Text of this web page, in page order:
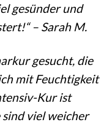
gesünder und
– Sarah M.
gesucht, die
mit Feuchtigkeit
Kur ist
viel weicher